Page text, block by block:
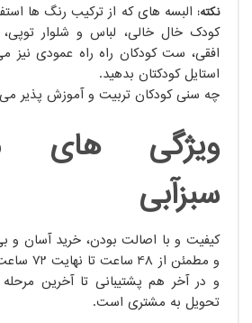
نکته: البسه های که از ترکیب رنگ ها
کودک خال خالی، لباس و شلوار توپی،
افقی، ست کودکان راه راه عمودی نیز
استایل کودکتان بدهید.
چه سنی کودکان تربیت و آموزش پذیر
ویژگی های
سبزآبی
کیفیت و با اصالت بودن، خرید آسان و
و مطمئن از
و در آخر هم پشتیبانی تا آخرین
تحویل به مشتری است.